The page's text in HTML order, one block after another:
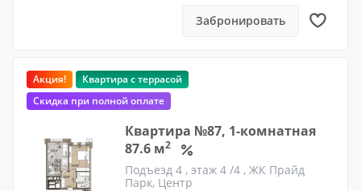
Забронировать
Акция!
Квартира с террасой
Скидка при полной оплате
Квартира №87, 1-комнатная
87.6 м2
Подъезд 4 , этаж 4 /4 , ЖК Прайд
Парк, Центр